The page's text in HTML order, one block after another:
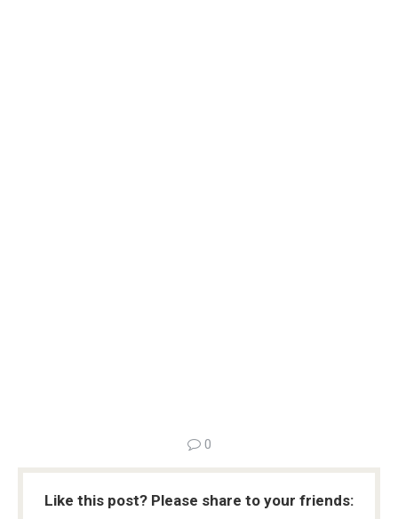
0
Like this post? Please share to your friends: